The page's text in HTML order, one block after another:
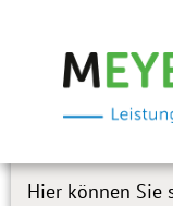
Hier können Sie